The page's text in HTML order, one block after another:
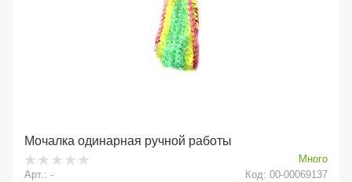
Мочалка одинарная ручной работы
Много
Арт.: -
Код: 00-00069137